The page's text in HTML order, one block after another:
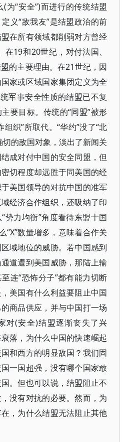
为“安全”)而进行的传统结盟
义“敌我友”是结盟政治的前
在所有领域都削弱对方曾经
19和20世纪，对付法国、
的主要理由。在21世纪，因
家或区域国家集团定义为全
军事安全性质的结盟已不复
要目标。传统的“同盟”被形
织”所取代。“华约”没了“北
的敌国对象，淡出了新闻关
成对付中国的安全同盟，但
切程度却远胜于同美国的经
美国领导的对抗中国的准军
经济合作组织，还吸纳了印
势力均衡”角度看待东盟十国
“X”数量增多，意味着合作关
域地位的威胁。若中国感到
道遭到美国威胁，那陆上输
连“恐怖分子”都有能力切断
美国有什么利益要阻止中国
商品供应，并与中国打一场
对(安全)结盟逐渐丧失了兴
落，为什么中国的快速崛起
和西方的明显敌国？我们固
一国超强，没有哪个国家敢
。但也可以说，结盟阻止不
没有对抗的必要。然而，为
，为什么结盟无法阻止其他